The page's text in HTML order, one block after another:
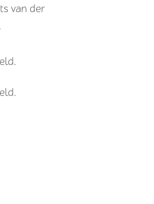
van der